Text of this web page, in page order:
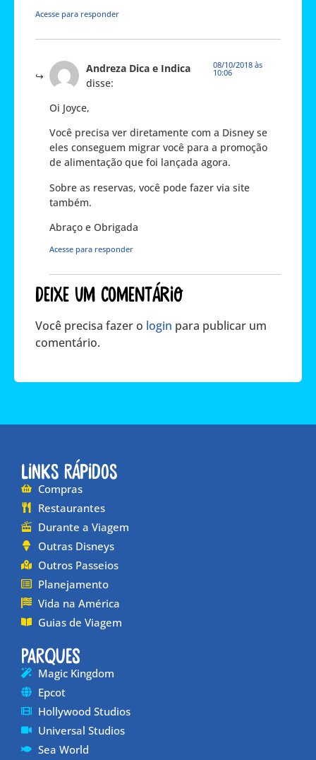
Acesse para responder
Andreza Dica e Indica
disse:
08/10/2018 às
10:06
Oi Joyce,
Você precisa ver diretamente com a Disney se
eles conseguem migrar você para a promoção
de alimentação que foi lançada agora.
Sobre as reservas, você pode fazer via site
também.
Abraço e Obrigada
Acesse para responder
Deixe um comentário
Você precisa fazer o login para publicar um
comentário.
Links Rápidos
Compras
Restaurantes
Durante a Viagem
Outras Disneys
Outros Passeios
Planejamento
Vida na América
Guias de Viagem
Parques
Magic Kingdom
Epcot
Hollywood Studios
Universal Studios
Sea World